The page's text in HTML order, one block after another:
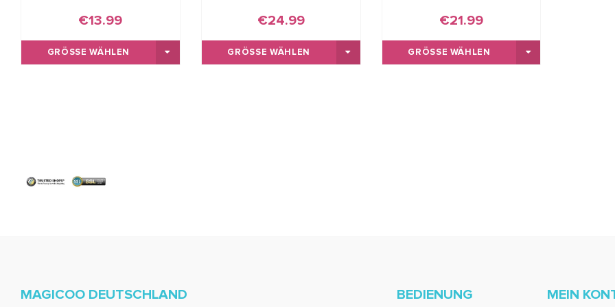
€13.99
GRÖSSE WÄHLEN
€24.99
GRÖSSE WÄHLEN
€21.99
GRÖSSE WÄHLEN
MAGICOO DEUTSCHLAND BEDIENUNG MEIN